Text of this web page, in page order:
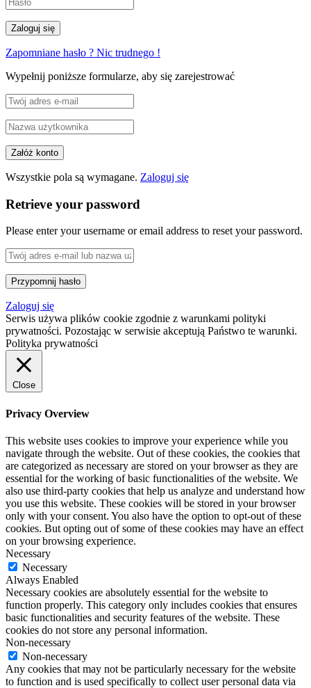
Zapomniane hasło ? Nic trudnego !
Wypełnij poniższe formularze, aby się zarejestrować
Wszystkie pola są wymagane. Zaloguj się
Retrieve your password
Please enter your username or email address to reset your password.
Zaloguj się
Serwis używa plików cookie zgodnie z warunkami polityki
prywatności. Pozostając w serwisie akceptują Państwo te warunki.
Polityka prywatności
Close
Privacy Overview
This website uses cookies to improve your experience while you
navigate through the website. Out of these cookies, the cookies that
are categorized as necessary are stored on your browser as they are
essential for the working of basic functionalities of the website. We
also use third-party cookies that help us analyze and understand how
you use this website. These cookies will be stored in your browser
only with your consent. You also have the option to opt-out of these
cookies. But opting out of some of these cookies may have an effect
on your browsing experience.
Necessary
Necessary
Always Enabled
Necessary cookies are absolutely essential for the website to
function properly. This category only includes cookies that ensures
basic functionalities and security features of the website. These
cookies do not store any personal information.
Non-necessary
Non-necessary
Any cookies that may not be particularly necessary for the website
to function and is used specifically to collect user personal data via